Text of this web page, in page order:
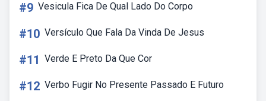
#9 Vesicula Fica De Qual Lado Do Corpo
#10 Versículo Que Fala Da Vinda De Jesus
#11 Verde E Preto Da Que Cor
#12 Verbo Fugir No Presente Passado E Futuro